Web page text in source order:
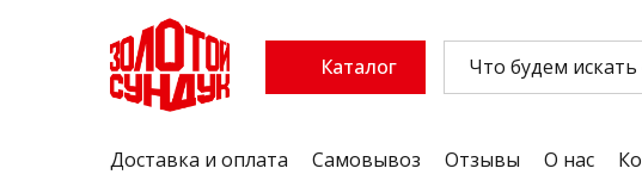
Каталог
Доставка и оплата Самовывоз Отзывы О нас